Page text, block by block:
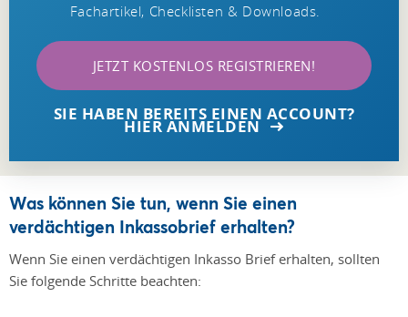
Fachartikel, Checklisten & Downloads.
JETZT KOSTENLOS REGISTRIEREN!
SIE HABEN BEREITS EINEN ACCOUNT?
HIER ANMELDEN
Was können Sie tun, wenn Sie einen
verdächtigen Inkassobrief erhalten?
Wenn Sie einen verdächtigen Inkasso Brief erhalten, sollten
Sie folgende Schritte beachten: